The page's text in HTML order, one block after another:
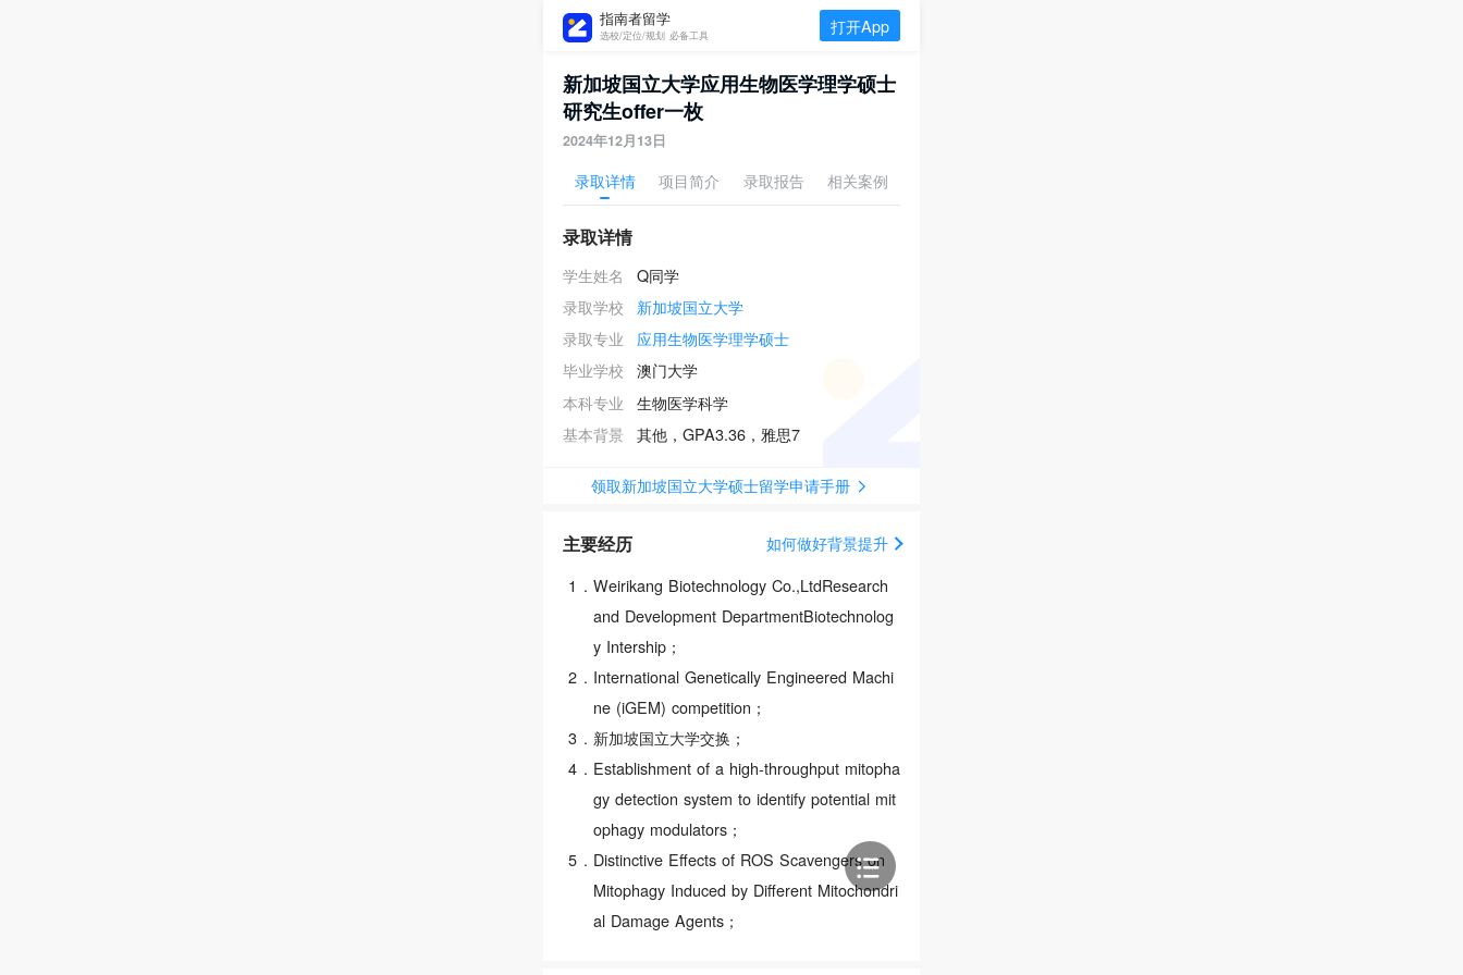
指南者留学
选校/定位/规划 必备工具 打开App
新加坡国立大学应用生物医学理学硕士
研究生offer一枚
2024年12月13日
录取详情 项目简介 录取报告 相关案例
录取详情
学生姓名
Q同学
录取学校
新加坡国立大学
录取专业
应用生物医学理学硕士
毕业学校
澳门大学
本科专业
生物医学科学
基本背景
其他，GPA3.36，雅思7
领取新加坡国立大学硕士留学申请手册
主要经历
如何做好背景提升
1 . Weirikang Biotechnology Co.,LtdResearch
and Development DepartmentBiotechnolog
y Intership；
2 . International Genetically Engineered Machi
ne (iGEM) competition；
3 . 新加坡国立大学交换；
4 . Establishment of a high-throughput mitopha
gy detection system to identify potential mit
ophagy modulators；
5 . Distinctive Effects of ROS Scavengers on
Mitophagy Induced by Different Mitochondri
al Damage Agents；